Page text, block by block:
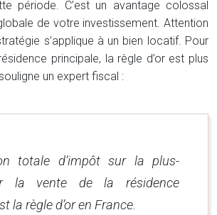
période. C’est un avantage colossal
de votre investissement. Attention
s’applique à un bien locatif. Pour
principale, la règle d’or est plus
un expert fiscal :
totale d’impôt sur la plus-
la vente de la résidence
la règle d’or en France.